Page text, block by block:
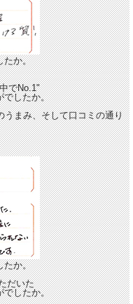
たか。
でNo.1"
でしたか。
うまみ、そして口コミの通り
たか。
だいた
でしたか。